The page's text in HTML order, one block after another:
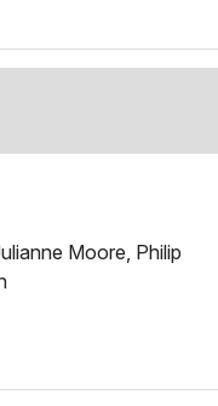
Moore, Philip